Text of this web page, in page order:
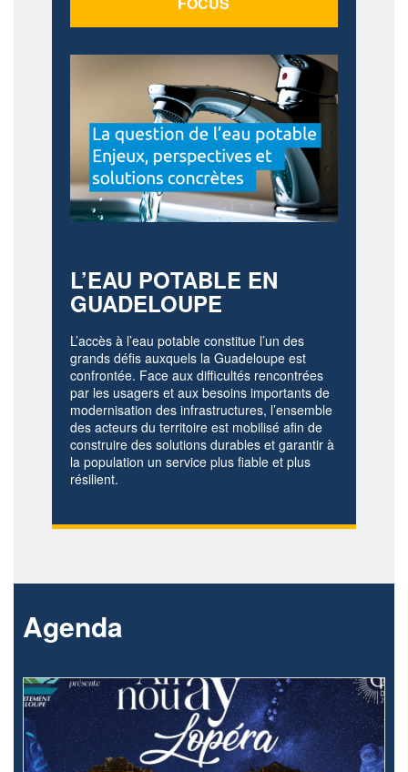
L’EAU POTABLE EN
GUADELOUPE
L’accès à l’eau potable constitue l’un des
grands défis auxquels la Guadeloupe est
confrontée. Face aux difficultés rencontrées
par les usagers et aux besoins importants de
modernisation des infrastructures, l’ensemble
des acteurs du territoire est mobilisé afin de
construire des solutions durables et garantir à
la population un service plus fiable et plus
résilient.
Agenda